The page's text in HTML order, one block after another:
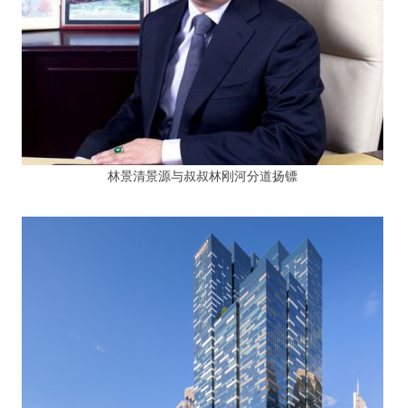
林景清景源与叔叔林刚河分道扬镖